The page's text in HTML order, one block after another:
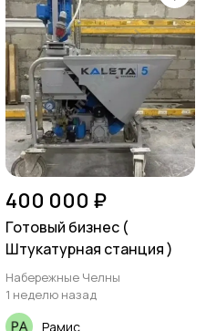
400 000 ₽
Готовый бизнес (
Штукатурная станция )
Набережные Челны
1 неделю назад
Рамис